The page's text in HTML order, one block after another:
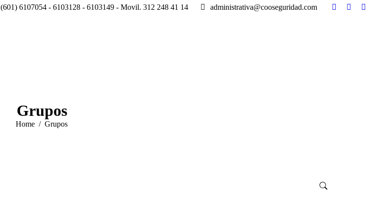
(601) 6107054 - 6103128 - 6103149 - Movil. 312 248 41 14 administrativa@cooseguridad.com
Grupos
You are here:
Home Grupos